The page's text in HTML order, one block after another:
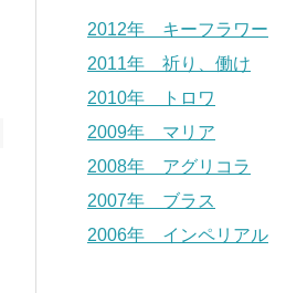
2012年 キーフラワー
2011年 祈り、働け
2010年 トロワ
2009年 マリア
2008年 アグリコラ
2007年 ブラス
2006年 インペリアル